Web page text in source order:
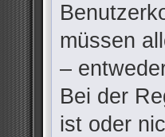
müssen
–
Bei der
ist oder